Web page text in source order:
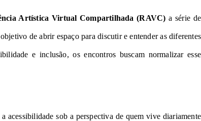
Artística Virtual Compartilhada (RAVC) a série de
de abrir espaço para discutir e entender as diferentes
e inclusão, os encontros buscam normalizar esse
acessibilidade sob a perspectiva de quem vive diariamente